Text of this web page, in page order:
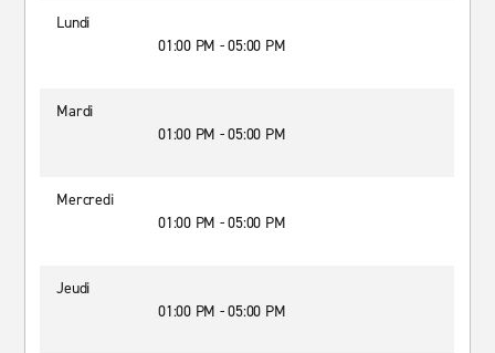
Lundi
01:00 PM - 05:00 PM
Mardi
01:00 PM - 05:00 PM
Mercredi
01:00 PM - 05:00 PM
Jeudi
01:00 PM - 05:00 PM